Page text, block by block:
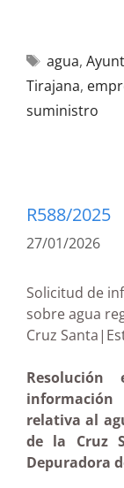
agua,
Tirajana,
suministro
R588/2025
27/01/2026
Solicitud de
sobre agua
Cruz
relativa al
de la Cruz
Depuradora